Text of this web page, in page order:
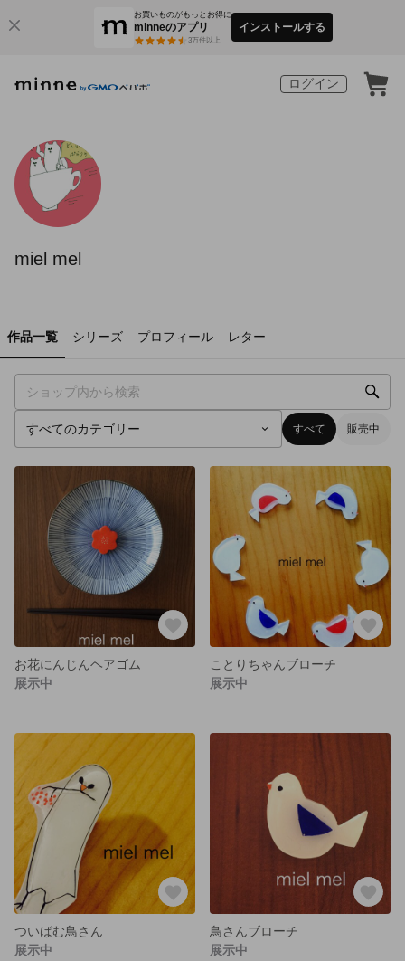
お買いものがもっとお得に
minneのアプリ
3万件以上
インストールする
ログイン
miel mel
作品一覧 シリーズ プロフィール レター
すべて 販売中
お花にんじんヘアゴム
展示中
ことりちゃんブローチ
展示中
ついばむ鳥さん
展示中
鳥さんブローチ
展示中